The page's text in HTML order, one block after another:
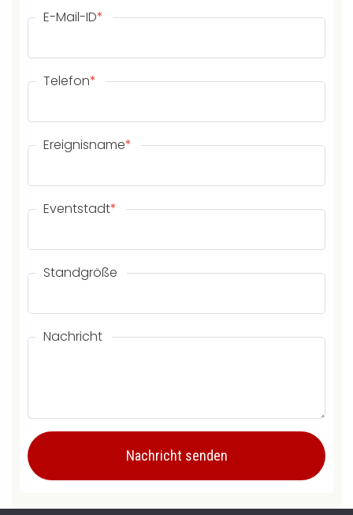
E-Mail-ID*
Telefon*
Ereignisname*
Eventstadt*
Standgröße
Nachricht